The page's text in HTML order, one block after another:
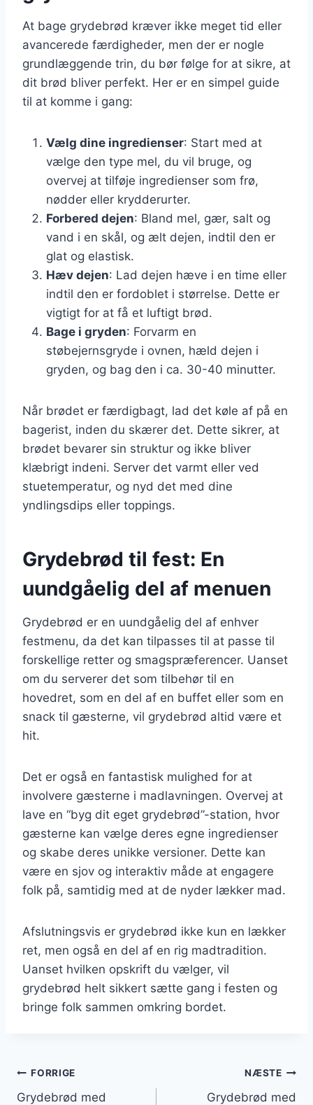
At bage grydebrød kræver ikke meget tid eller
avancerede færdigheder, men der er nogle
grundlæggende trin, du bør følge for at sikre, at
dit brød bliver perfekt. Her er en simpel guide
til at komme i gang:
Vælg dine ingredienser: Start med at
vælge den type mel, du vil bruge, og
overvej at tilføje ingredienser som frø,
nødder eller krydderurter.
Forbered dejen: Bland mel, gær, salt og
vand i en skål, og ælt dejen, indtil den er
glat og elastisk.
Hæv dejen: Lad dejen hæve i en time eller
indtil den er fordoblet i størrelse. Dette er
vigtigt for at få et luftigt brød.
Bage i gryden: Forvarm en
støbejernsgryde i ovnen, hæld dejen i
gryden, og bag den i ca. 30-40 minutter.
Når brødet er færdigbagt, lad det køle af på en
bagerist, inden du skærer det. Dette sikrer, at
brødet bevarer sin struktur og ikke bliver
klæbrigt indeni. Server det varmt eller ved
stuetemperatur, og nyd det med dine
yndlingsdips eller toppings.
Grydebrød til fest: En
uundgåelig del af menuen
Grydebrød er en uundgåelig del af enhver
festmenu, da det kan tilpasses til at passe til
forskellige retter og smagspræferencer. Uanset
om du serverer det som tilbehør til en
hovedret, som en del af en buffet eller som en
snack til gæsterne, vil grydebrød altid være et
hit.
Det er også en fantastisk mulighed for at
involvere gæsterne i madlavningen. Overvej at
lave en “byg dit eget grydebrød”-station, hvor
gæsterne kan vælge deres egne ingredienser
og skabe deres unikke versioner. Dette kan
være en sjov og interaktiv måde at engagere
folk på, samtidig med at de nyder lækker mad.
Afslutningsvis er grydebrød ikke kun en lækker
ret, men også en del af en rig madtradition.
Uanset hvilken opskrift du vælger, vil
grydebrød helt sikkert sætte gang i festen og
bringe folk sammen omkring bordet.
Indlægsnavigation
FORRIGE
Grydebrød med
NÆSTE
Grydebrød med